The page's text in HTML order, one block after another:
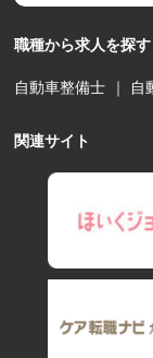
職種から求人を探す
自動車整備士 ｜ 自
関連サイト